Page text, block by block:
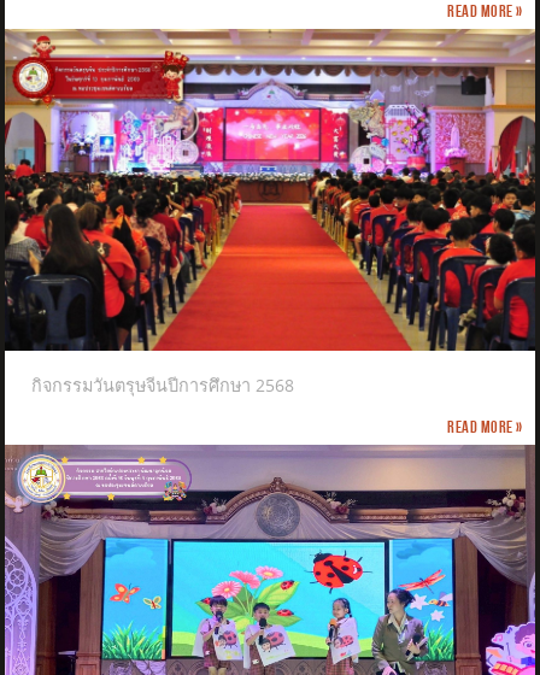
Read more »
กิจกรรมวันตรุษจีนปีการศึกษา 2568
Read more »